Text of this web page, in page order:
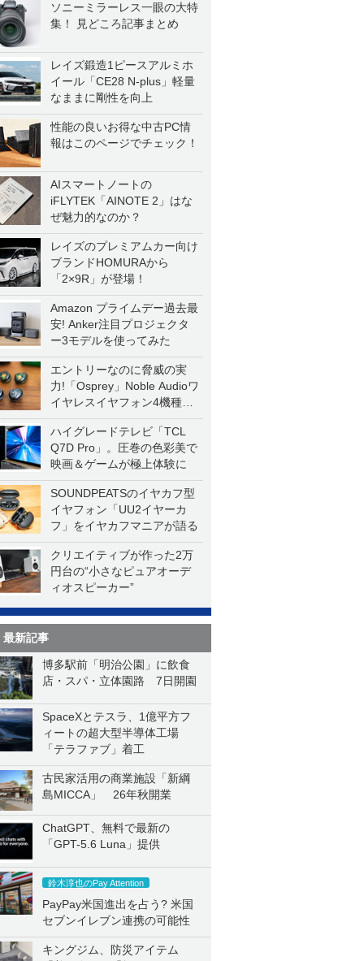
ソニーミラーレス一眼の大特
集！ 見どころ記事まとめ
レイズ鍛造1ピースアルミホ
イール「CE28 N-plus」軽量
なままに剛性を向上
性能の良いお得な中古PC情
報はこのページでチェック！
AIスマートノートの
iFLYTEK「AINOTE 2」はな
ぜ魅力的なのか？
レイズのプレミアムカー向け
ブランドHOMURAから
「2×9R」が登場！
Amazon プライムデー過去最
安! Anker注目プロジェクタ
ー3モデルを使ってみた
エントリーなのに脅威の実
力!「Osprey」Noble Audioワ
イヤレスイヤフォン4機種を
一気に聴く
ハイグレードテレビ「TCL
Q7D Pro」。圧巻の色彩美で
映画＆ゲームが極上体験に
SOUNDPEATSのイヤカフ型
イヤフォン「UU2イヤーカ
フ」をイヤカフマニアが語る
クリエイティブが作った2万
円台の“小さなピュアオーデ
ィオスピーカー”
最新記事
博多駅前「明治公園」に飲食
店・スパ・立体園路 7日開園
SpaceXとテスラ、1億平方フ
ィートの超大型半導体工場
「テラファブ」着工
古民家活用の商業施設「新綱
島MICCA」 26年秋開業
ChatGPT、無料で最新の
「GPT-5.6 Luna」提供
鈴木淳也のPay Attention
PayPay米国進出を占う? 米国
セブンイレブン連携の可能性
キングジム、防災アイテム